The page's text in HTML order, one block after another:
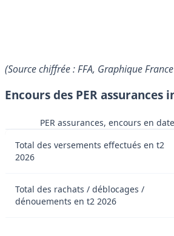
(Source chiffrée : FFA, Graphique
Encours des PER assurances
PER assurances, encours en
Total des versements effectués en t2
2026
Total des rachats / déblocages /
dénouements en t2 2026